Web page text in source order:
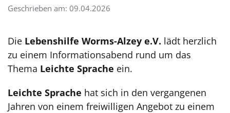
Geschrieben am: 09.04.2026
Die Lebenshilfe Worms-Alzey e.V. lädt herzlich
zu einem Informationsabend rund um das
Thema Leichte Sprache ein.
Leichte Sprache hat sich in den vergangenen
Jahren von einem freiwilligen Angebot zu einem